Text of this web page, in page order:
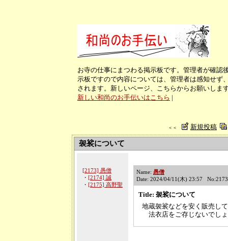
お寺の仕事にまつわる掲示板です。管理者が確認
示板ですので内容については、管理者は感知せず
されます。新しいページ、こちらからお願いしま
新しい和尚のお手伝いはこちら |
＜＜ 新規投稿
袈裟について
[2173] 愚僧
・ [2174] 誠
・ [2175] 高野聖
Name: 愚僧
Date: 2024/04/11(木) 23:57 No:2173
Title: 袈裟について
地蔵袈裟などを安く販売し
法衣店をご存じないでし